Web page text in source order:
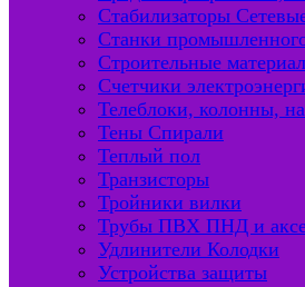
Стабилизаторы
Станки
Строительные
Счетчики
Телеблоки, колонны,
Тены Спирали
Теплый пол
Транзисторы
Тройники вилки
Трубы ПВХ ПНД и
Удлинители Колодки
Устройства защиты